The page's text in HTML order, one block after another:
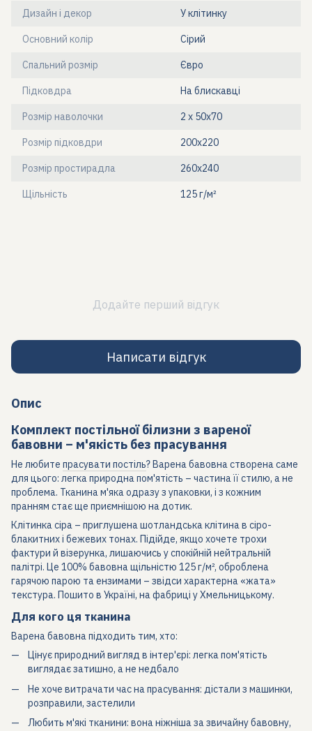
Дизайн і декор У клітинку
Основний колір Сірий
Спальний розмір Євро
Підковдра На блискавці
Розмір наволочки 2 х 50х70
Розмір підковдри 200x220
Розмір простирадла 260x240
Щільність 125 г/м²
Додайте перший відгук
Написати відгук
Опис
Комплект постільної білизни з вареної
бавовни – м'якість без прасування
Не любите прасувати постіль? Варена бавовна створена саме
для цього: легка природна пом'ятість – частина її стилю, а не
проблема. Тканина м'яка одразу з упаковки, і з кожним
пранням стає ще приємнішою на дотик.
Клітинка сіра – приглушена шотландська клітина в сіро-
блакитних і бежевих тонах. Підійде, якщо хочете трохи
фактури й візерунка, лишаючись у спокійній нейтральній
палітрі. Це 100% бавовна щільністю 125 г/м², оброблена
гарячою парою та ензимами – звідси характерна «жата»
текстура. Пошито в Україні, на фабриці у Хмельницькому.
Для кого ця тканина
Варена бавовна підходить тим, хто:
Цінує природний вигляд в інтер'єрі: легка пом'ятість
виглядає затишно, а не недбало
Не хоче витрачати час на прасування: дістали з машинки,
розправили, застелили
Любить м'які тканини: вона ніжніша за звичайну бавовну,